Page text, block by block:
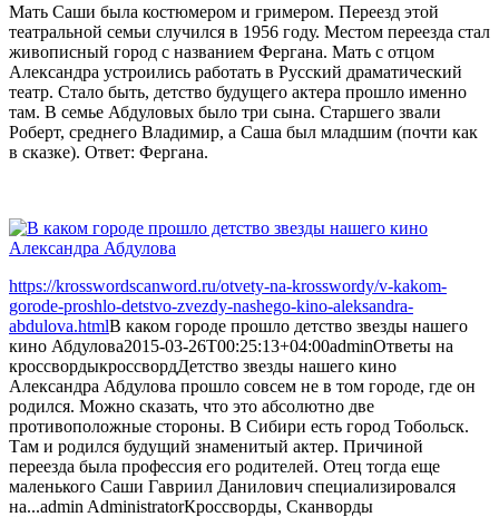
Мать Саши была костюмером и гримером. Переезд этой
театральной семьи случился в 1956 году. Местом переезда стал
живописный город с названием Фергана. Мать с отцом
Александра устроились работать в Русский драматический
театр. Стало быть, детство будущего актера прошло именно
там. В семье Абдуловых было три сына. Старшего звали
Роберт, среднего Владимир, а Саша был младшим (почти как
в сказке). Ответ: Фергана.
https://krosswordscanword.ru/otvety-na-krosswordy/v-kakom-
gorode-proshlo-detstvo-zvezdy-nashego-kino-aleksandra-
abdulova.htmlВ каком городе прошло детство звезды нашего
кино Абдулова2015-03-26T00:25:13+04:00adminОтветы на
кроссвордыкроссвордДетство звезды нашего кино
Александра Абдулова прошло совсем не в том городе, где он
родился. Можно сказать, что это абсолютно две
противоположные стороны. В Сибири есть город Тобольск.
Там и родился будущий знаменитый актер. Причиной
переезда была профессия его родителей. Отец тогда еще
маленького Саши Гавриил Данилович специализировался
на...admin AdministratorКроссворды, Сканворды